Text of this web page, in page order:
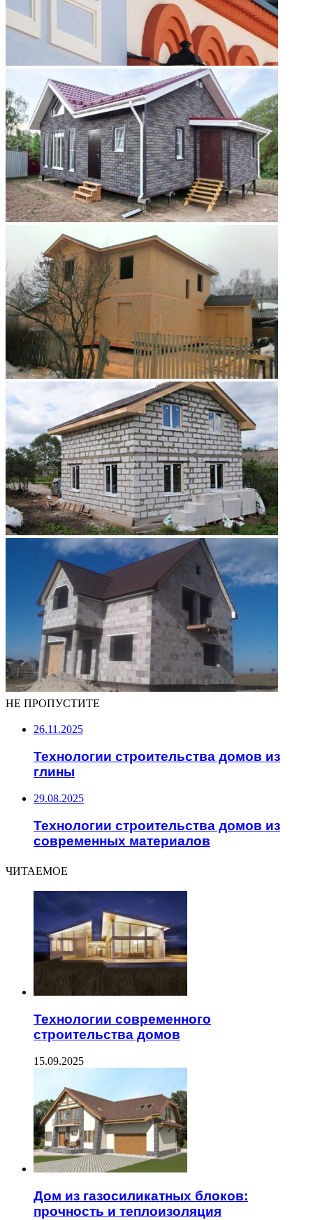
НЕ ПРОПУСТИТЕ
26.11.2025
Технологии строительства домов из
глины
29.08.2025
Технологии строительства домов из
современных материалов
ЧИТАЕМОЕ
Технологии современного
строительства домов
15.09.2025
Дом из газосиликатных блоков:
прочность и теплоизоляция